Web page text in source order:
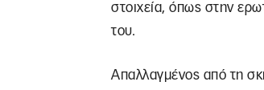
στοιχεία, όπως στην
του.
Απαλλαγμένος από τη